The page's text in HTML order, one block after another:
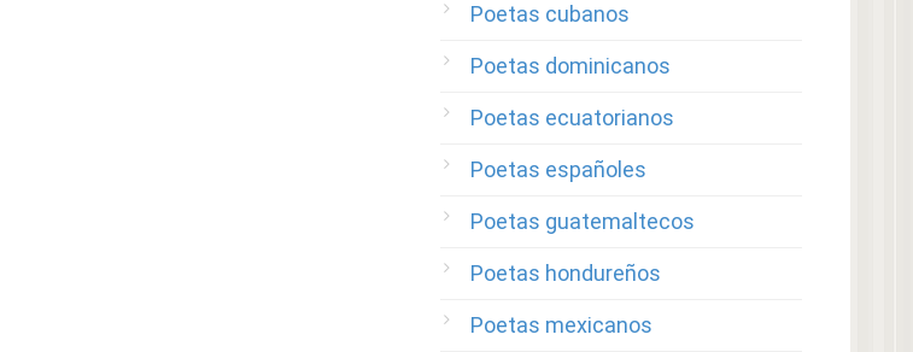
Poetas cubanos
Poetas dominicanos
Poetas ecuatorianos
Poetas españoles
Poetas guatemaltecos
Poetas hondureños
Poetas mexicanos